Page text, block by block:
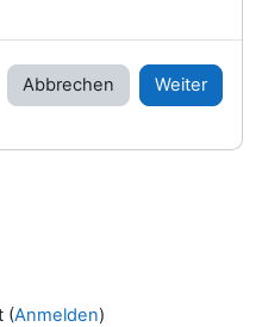
Abbrechen Weiter
(Anmelden)